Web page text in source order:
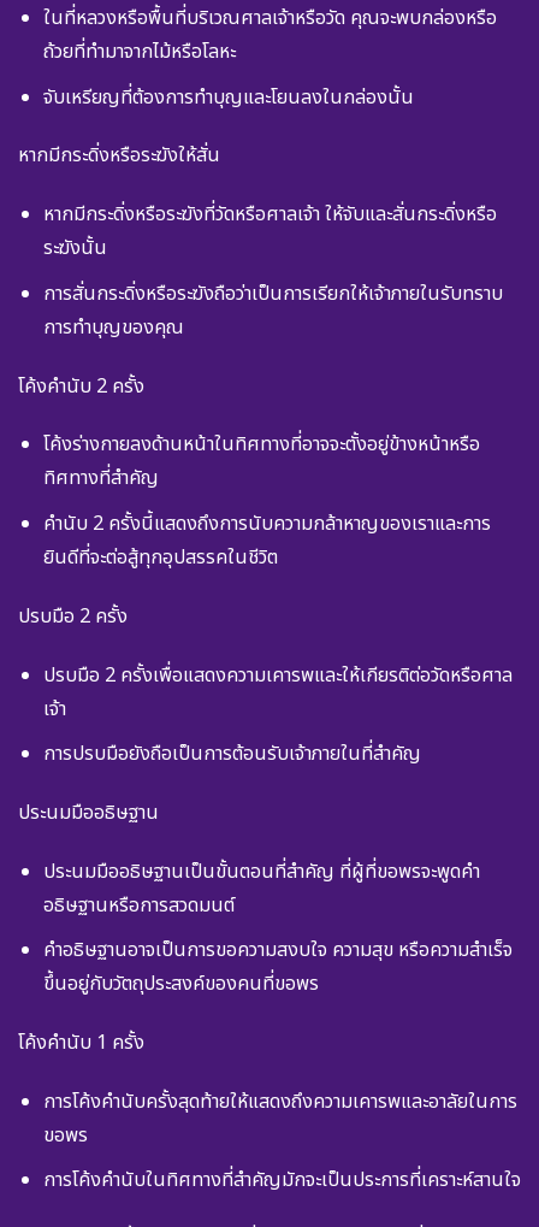
ในที่หลวงหรือพื้นที่บริเวณศาลเจ้าหรือวัด คุณจะพบกล่องหรือ
ถ้วยที่ทำมาจากไม้หรือโลหะ
จับเหรียญที่ต้องการทำบุญและโยนลงในกล่องนั้น
หากมีกระดิ่งหรือระฆังให้สั่น
หากมีกระดิ่งหรือระฆังที่วัดหรือศาลเจ้า ให้จับและสั่นกระดิ่งหรือ
ระฆังนั้น
การสั่นกระดิ่งหรือระฆังถือว่าเป็นการเรียกให้เจ้าภายในรับทราบ
การทำบุญของคุณ
โค้งคำนับ 2 ครั้ง
โค้งร่างกายลงด้านหน้าในทิศทางที่อาจจะตั้งอยู่ข้างหน้าหรือ
ทิศทางที่สำคัญ
คำนับ 2 ครั้งนี้แสดงถึงการนับความกล้าหาญของเราและการ
ยินดีที่จะต่อสู้ทุกอุปสรรคในชีวิต
ปรบมือ 2 ครั้ง
ปรบมือ 2 ครั้งเพื่อแสดงความเคารพและให้เกียรติต่อวัดหรือศาล
เจ้า
การปรบมือยังถือเป็นการต้อนรับเจ้าภายในที่สำคัญ
ประนมมืออธิษฐาน
ประนมมืออธิษฐานเป็นขั้นตอนที่สำคัญ ที่ผู้ที่ขอพรจะพูดคำ
อธิษฐานหรือการสวดมนต์
คำอธิษฐานอาจเป็นการขอความสงบใจ ความสุข หรือความสำเร็จ
ขึ้นอยู่กับวัตถุประสงค์ของคนที่ขอพร
โค้งคำนับ 1 ครั้ง
การโค้งคำนับครั้งสุดท้ายให้แสดงถึงความเคารพและอาลัยในการ
ขอพร
การโค้งคำนับในทิศทางที่สำคัญมักจะเป็นประการที่เคราะห์สานใจ